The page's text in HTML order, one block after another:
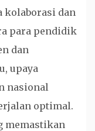
kolaborasi dan
para pendidik
dan
upaya
nasional
optimal.
memastikan